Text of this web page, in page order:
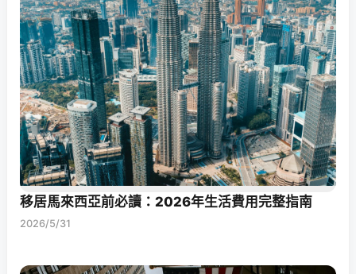
移居馬來西亞前必讀：2026年生活費用完整指南
2026/5/31